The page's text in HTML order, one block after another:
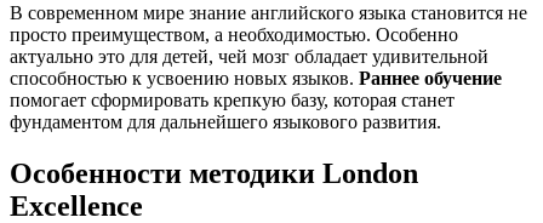
В современном мире знание английского языка становится не
просто преимуществом, а необходимостью. Особенно
актуально это для детей, чей мозг обладает удивительной
способностью к усвоению новых языков. Раннее обучение
помогает сформировать крепкую базу, которая станет
фундаментом для дальнейшего языкового развития.
Особенности методики London
Excellence